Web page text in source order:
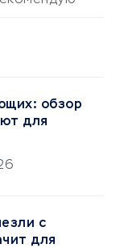
обзор
для
с
для